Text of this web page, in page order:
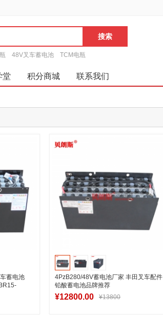
48V叉车蓄电池 TCM电瓶
堂 积分商城 联系我们
蓄电池
4PzB280/48V蓄电池厂家 丰田叉车配件
铅酸蓄电池品牌推荐
¥12800.00 ¥13800